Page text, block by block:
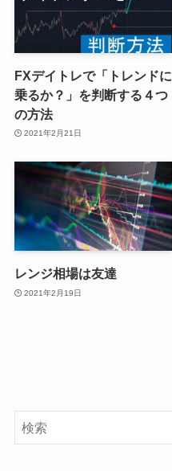
FXデイトレで「トレンドに
乗るか？」を判断する４つ
の方法
2021年2月21日
レンジ相場は友達
2021年2月19日